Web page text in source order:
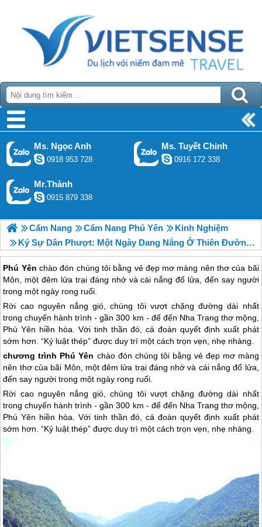
Ms. Ngọc Anh
0918 953 728
Ms. Tuyết Chinh
0916 172 338
Mr.Thành
0915 879 338
Cẩm Nang Cẩm Nang Phú Yên
Kinh Nghiệm
Ký Sự Dân Phượt: Một Ngày Dang Nắng Ở Thiên Đường Phú Yên
Phú Yên chào đón chúng tôi bằng vẻ đẹp mơ màng nên thơ của bãi
Môn, một đêm lửa trại đáng nhớ và cái nắng đổ lửa, đến say người
trong một ngày rong ruổi.
Rời cao nguyên nắng gió, chúng tôi vượt chặng đường dài nhất
trong chuyến hành trình - gần 300 km - để đến Nha Trang thơ mộng,
Phú Yên hiền hòa. Với tinh thần đó, cả đoàn quyết định xuất phát
sớm hơn. “Kỷ luật thép” được duy trì một cách trọn vẹn, nhẹ nhàng.
chương trình Phú Yên chào đón chúng tôi bằng vẻ đẹp mơ màng
nên thơ của bãi Môn, một đêm lửa trại đáng nhớ và cái nắng đổ lửa,
đến say người trong một ngày rong ruổi.
Rời cao nguyên nắng gió, chúng tôi vượt chặng đường dài nhất
trong chuyến hành trình - gần 300 km - để đến Nha Trang thơ mộng,
Phú Yên hiền hòa. Với tinh thần đó, cả đoàn quyết định xuất phát
sớm hơn. “Kỷ luật thép” được duy trì một cách trọn vẹn, nhẹ nhàng.